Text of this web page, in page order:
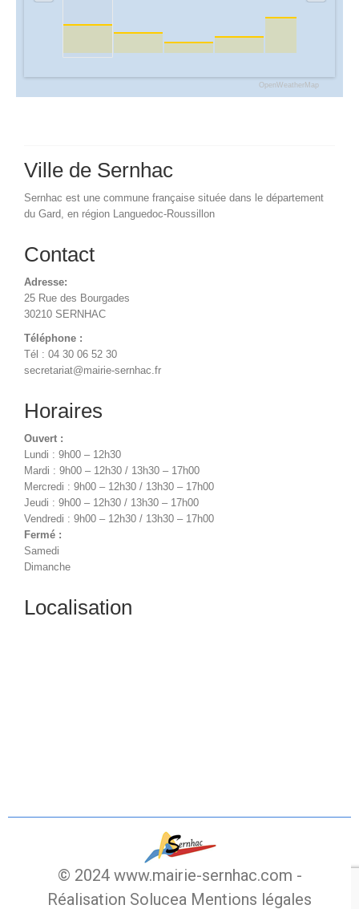
OpenWeatherMap
Ville de Sernhac
Sernhac est une commune française située dans le département
du Gard, en région Languedoc-Roussillon
Contact
Adresse:
25 Rue des Bourgades
30210 SERNHAC
Téléphone :
Tél : 04 30 06 52 30
secretariat@mairie-sernhac.fr
Horaires
Ouvert :
Lundi : 9h00 – 12h30
Mardi : 9h00 – 12h30 / 13h30 – 17h00
Mercredi : 9h00 – 12h30 / 13h30 – 17h00
Jeudi : 9h00 – 12h30 / 13h30 – 17h00
Vendredi : 9h00 – 12h30 / 13h30 – 17h00
Fermé :
Samedi
Dimanche
Localisation
© 2024 www.mairie-sernhac.com -
Réalisation Solucea Mentions légales